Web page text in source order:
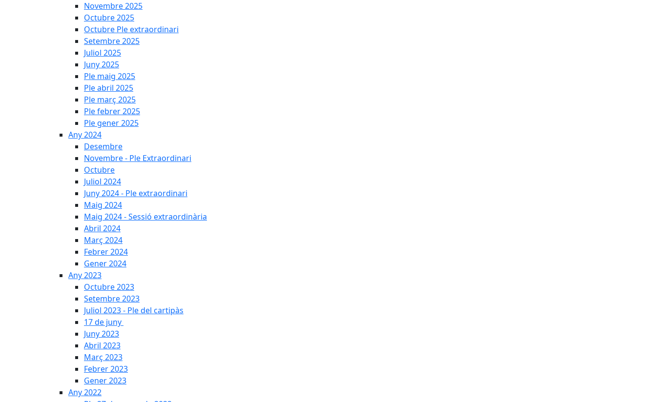
Novembre 2025
Octubre 2025
Octubre Ple extraordinari
Setembre 2025
Juliol 2025
Juny 2025
Ple maig 2025
Ple abril 2025
Ple març 2025
Ple febrer 2025
Ple gener 2025
Any 2024
Desembre
Novembre - Ple Extraordinari
Octubre
Juliol 2024
Juny 2024 - Ple extraordinari
Maig 2024
Maig 2024 - Sessió extraordinària
Abril 2024
Març 2024
Febrer 2024
Gener 2024
Any 2023
Octubre 2023
Setembre 2023
Juliol 2023 - Ple del cartipàs
17 de juny
Juny 2023
Abril 2023
Març 2023
Febrer 2023
Gener 2023
Any 2022